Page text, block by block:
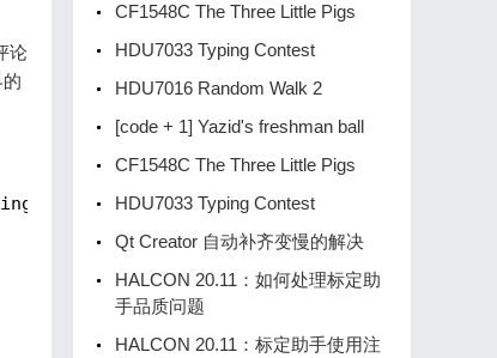
论
CF1548C The Three Little Pigs
HDU7033 Typing Contest
HDU7016 Random Walk 2
[code + 1] Yazid's freshman ball
CF1548C The Three Little Pigs
HDU7033 Typing Contest
Qt Creator 自动补齐变慢的解决
HALCON 20.11：如何处理标定助
手品质问题
HALCON 20.11：标定助手使用注